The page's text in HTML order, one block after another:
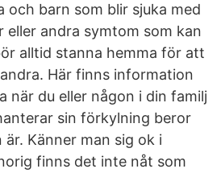
och barn som blir sjuka med
eller andra symtom som kan
alltid stanna hemma för att
Här finns information
när du eller någon i din familj
sin förkylning beror
Känner man sig ok i
finns det inte nåt som